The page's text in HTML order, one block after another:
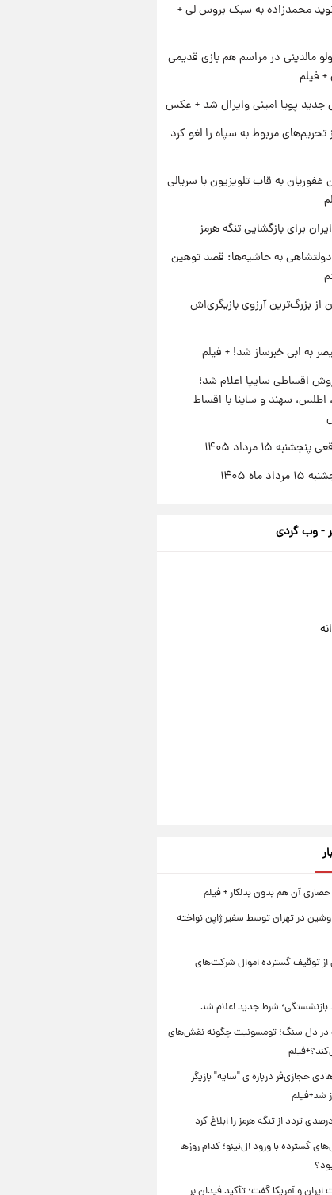
محمدزاده به سبک بروس لی +
مالدینی در مراسم هم بازی قدیمی
+ فیلم
پویا امینی وایرال شد + عکس
تحریم‌های مربوط به سپاه را لغو کرد
غفوریان به قاب تلویزیون با سریالی
برای بازگشایی تنگه هرمز
به حاشیه‌ها: قصد توهین
از بزرگ‌ترین آرزوی بازیگری‌اش
به ابی خبرساز شد! + فیلم
اقساطی سایپا اعلام شد؛
سهند و ساینا با اقساط
۱۵ مرداد ۱۴۰۵
ماه ۱۴۰۵
- وب گردی
حصاری آن هم بدون بدلکار + فیلم
در تهران توسط سفیر ژاپن نواخته
از توقیف گسترده اموال شرکت‌های
بازنشستگی؛ شرط جدید اعلام شد
در دل سنگ؛ تومسونیت چگونه نقش‌های
حجازی‌فر درباره ی "سایه" بازیگر
شد+فیلم
گسترده با ورود ال‌نینو؛ کدام روزها
ایران و آمریکا گفت؛ تأکید فیدان بر